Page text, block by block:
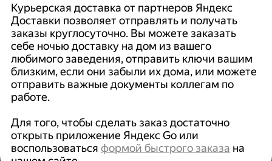
Курьерская доставка от партнеров Яндекс
Доставки позволяет отправлять и получать
заказы круглосуточно. Вы можете заказать
себе ночью доставку на дом из вашего
любимого заведения, отправить ключи вашим
близким, если они забыли их дома, или можете
отправить важные документы коллегам по
работе.
Для того, чтобы сделать заказ достаточно
открыть приложение Яндекс Go или
воспользоватьсяформой быстрого заказа на